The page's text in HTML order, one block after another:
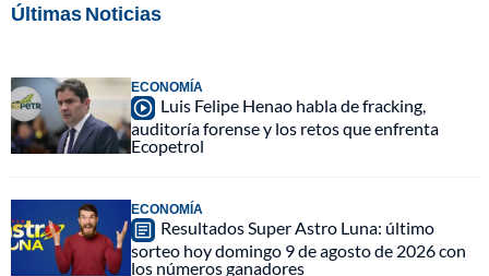
Últimas Noticias
ECONOMÍA
Luis Felipe Henao habla de fracking,
auditoría forense y los retos que enfrenta
Ecopetrol
ECONOMÍA
Resultados Super Astro Luna: último
sorteo hoy domingo 9 de agosto de 2026 con
los números ganadores